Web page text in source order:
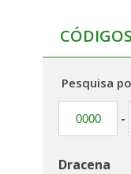
Pesquisa
-
Dracena